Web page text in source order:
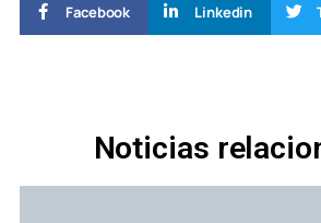
Facebook Linkedin
Noticias